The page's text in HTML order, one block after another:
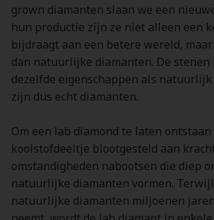
grown diamanten slaan we een
hun productie zijn ze niet alleen een
bijdraagt aan een betere wereld,
dan natuurlijke diamanten. De stenen
dezelfde eigenschappen als
zijn dus echt diamanten.
Om een lab diamond te laten
koolstofdeeltje blootgesteld aan
omstandigheden nabootsen die diep
natuurlijke diamanten vormen.
natuurlijke diamanten miljoenen